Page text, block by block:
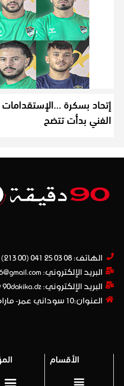
إتحاد بسكرة
الفني بدأت تتضح
الهاتف: 08 03 25 041 (00 213) +​
البريد الإلكتروني: journal90minutes2006@gmail.com
البريد الإلكتروني: contact@ 90dakika.dz
العنوان:10 سوداني عمر- مارافال - وهران, الجزائر.
الأقسام